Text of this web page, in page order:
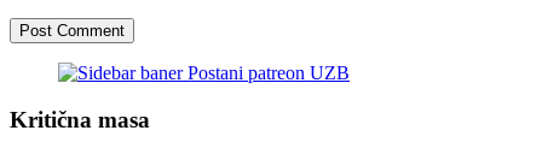
Kritična masa